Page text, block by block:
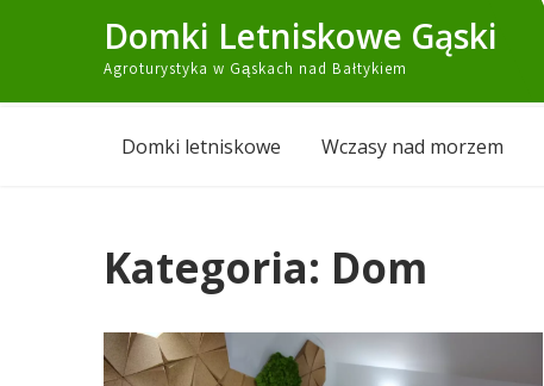
Domki Letniskowe Gąski
Agroturystyka w Gąskach nad Bałtykiem
Domki letniskowe Wczasy nad morzem
Kategoria: Dom